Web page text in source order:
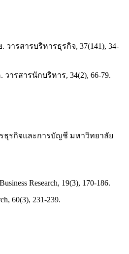
รสารบริหารธุรกิจ, 37(141), 34-
รสารนักบริหาร, 34(2), 66-79.
ธุรกิจและการบัญชี มหาวิทยาลัย
Research, 19(3), 170-186.
60(3), 231-239.